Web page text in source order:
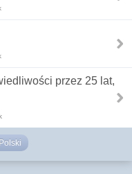
przez 25 lat,
Polski